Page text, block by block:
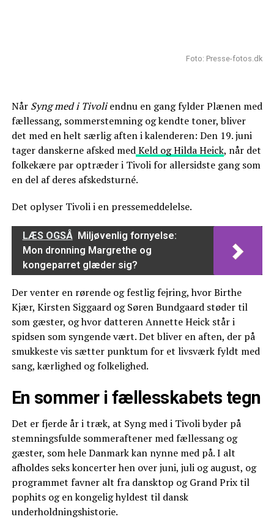
Foto: Presse-fotos.dk
Når Syng med i Tivoliendnu en gang fylder Plænen med
fællessang, sommerstemning og kendte toner, bliver
det med en helt særlig aften i kalenderen: Den 19. juni
tager danskerne afsked medKeld og Hilda Heick, når det
folkekære par optræder i Tivoli for allersidste gang som
en del af deres afskedsturné.
Det oplyser Tivoli i en pressemeddelelse.
LÆS OGSÅ Miljøvenlig fornyelse:
Mon dronning Margrethe og
kongeparret glæder sig?
Der venter en rørende og festlig fejring, hvor Birthe
Kjær, Kirsten Siggaard og Søren Bundgaard støder til
som gæster, og hvor datteren Annette Heick står i
spidsen som syngende vært. Det bliver en aften, der på
smukkeste vis sætter punktum for et livsværk fyldt med
sang, kærlighed og folkelighed.
En sommer i fællesskabets tegn
Det er fjerde år i træk, at Syng med i Tivoli byder på
stemningsfulde sommeraftener med fællessang og
gæster, som hele Danmark kan nynne med på. I alt
afholdes seks koncerter hen over juni, juli og august, og
programmet favner alt fra dansktop og Grand Prix til
pophits og en kongelig hyldest til dansk
underholdningshistorie.